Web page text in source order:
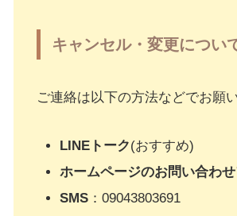
キャンセル・変更につい
ご連絡は以下の方法などでお願い
LINEトーク(おすすめ)
ホームページのお問い合わ
SMS：09043803691